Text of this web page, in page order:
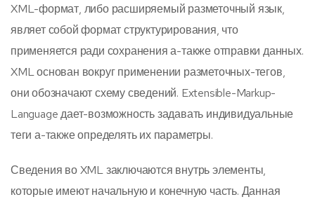
XML-формат, либо расширяемый разметочный язык,
являет собой формат структурирования, что
применяется ради сохранения а-также отправки данных.
XML основан вокруг применении разметочных-тегов,
они обозначают схему сведений. Extensible-Markup-
Language дает-возможность задавать индивидуальные
теги а-также определять их параметры.
Сведения во XML заключаются внутрь элементы,
которые имеют начальную и конечную часть. Данная